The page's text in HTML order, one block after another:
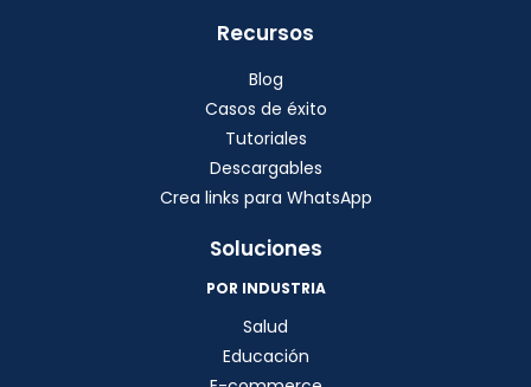
Recursos
Blog
Casos de éxito
Tutoriales
Descargables
Crea links para WhatsApp
Soluciones
POR INDUSTRIA
Salud
Educación